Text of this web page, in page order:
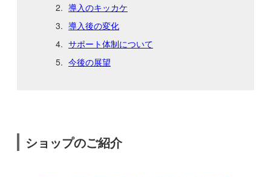
導入のキッカケ
導入後の変化
サポート体制について
今後の展望
ショップのご紹介